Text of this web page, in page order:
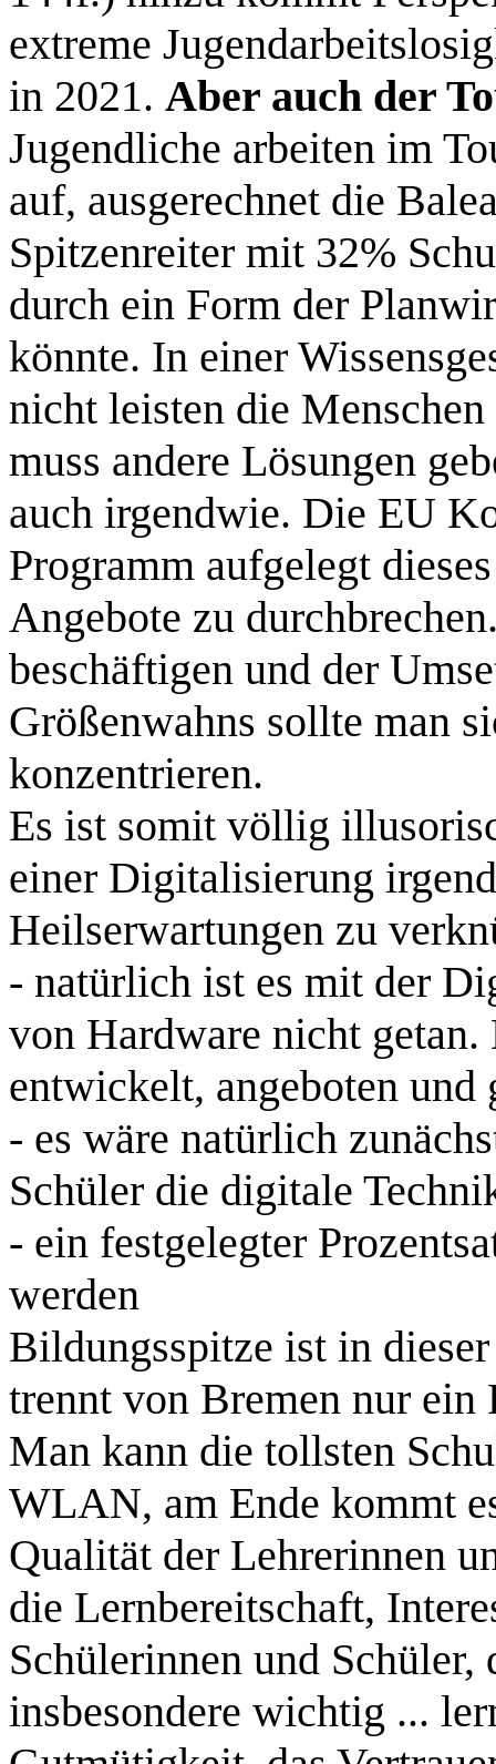
extreme
in 2021. Aber auch der
Jugendliche arbeiten im
auf, ausgerechnet die
Spitzenreiter mit 32%
durch ein Form der
könnte. In einer
nicht leisten die
muss andere Lösungen
auch irgendwie. Die EU
Programm aufgelegt
Angebote zu
beschäftigen und der
Größenwahns sollte man
konzentrieren.
Es ist somit völlig
einer Digitalisierung
Heilserwartungen zu
- natürlich ist es mit der
von Hardware nicht
entwickelt, angeboten
- es wäre natürlich
Schüler die digitale
- ein festgelegter
werden
Bildungsspitze ist in
trennt von Bremen nur ein
Man kann die tollsten
WLAN, am Ende kommt
Qualität der Lehrerinnen
die Lernbereitschaft,
Schülerinnen und
insbesondere wichtig ...